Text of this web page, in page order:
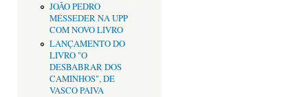
JOÃO PEDRO
MÉSSEDER NA UPP
COM NOVO LIVRO
LANÇAMENTO DO
LIVRO "O
DESBABRAR DOS
CAMINHOS", DE
VASCO PAIVA